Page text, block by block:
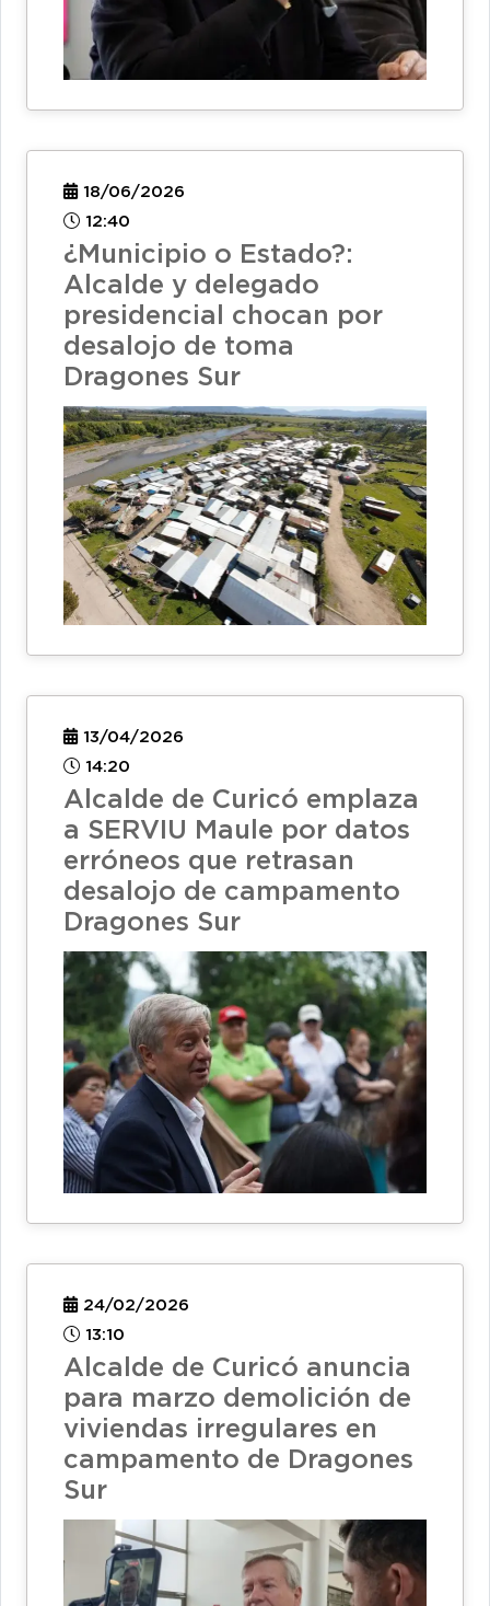
18/06/2026
12:40
¿Municipio o Estado?:
Alcalde y delegado
presidencial chocan por
desalojo de toma
Dragones Sur
13/04/2026
14:20
Alcalde de Curicó emplaza
a SERVIU Maule por datos
erróneos que retrasan
desalojo de campamento
Dragones Sur
24/02/2026
13:10
Alcalde de Curicó anuncia
para marzo demolición de
viviendas irregulares en
campamento de Dragones
Sur